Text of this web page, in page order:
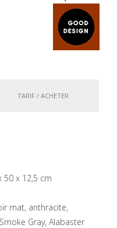
TARIF / ACHETER
50 x 12,5 cm
mat, anthracite,
Gray, Alabaster